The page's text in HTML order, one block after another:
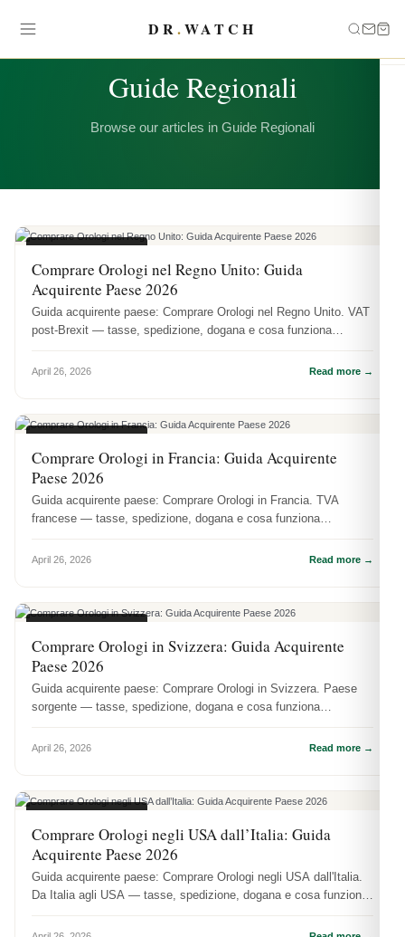
DR.WATCH
Guide Regionali
Browse our articles in Guide Regionali
Comprare Orologi nel Regno Unito: Guida
Acquirente Paese 2026
Guida acquirente paese: Comprare Orologi nel Regno Unito. VAT
post-Brexit — tasse, spedizione, dogana e cosa funziona
April 26, 2026 Read more →
Comprare Orologi in Francia: Guida Acquirente
Paese 2026
Guida acquirente paese: Comprare Orologi in Francia. TVA
francese — tasse, spedizione, dogana e cosa funziona
April 26, 2026 Read more →
Comprare Orologi in Svizzera: Guida Acquirente
Paese 2026
Guida acquirente paese: Comprare Orologi in Svizzera. Paese
sorgente — tasse, spedizione, dogana e cosa funziona
April 26, 2026 Read more →
Comprare Orologi negli USA dall’Italia: Guida
Acquirente Paese 2026
Guida acquirente paese: Comprare Orologi negli USA dall'Italia.
Da Italia agli USA — tasse, spedizione, dogana e cosa funziona